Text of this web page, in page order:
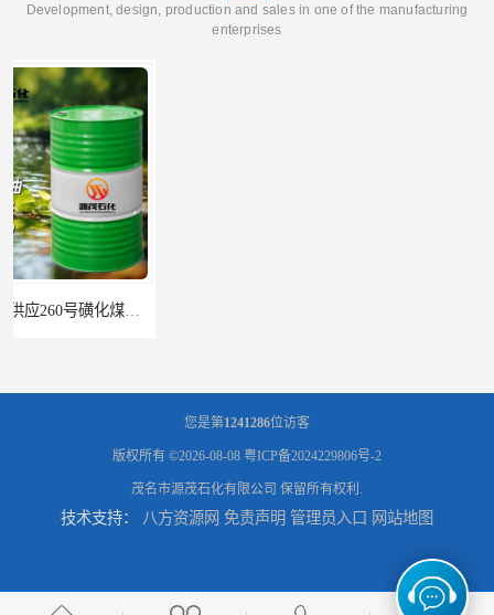
Development, design, production and sales in one of the manufacturing
enterprises
您是第1241286位访客
版权所有 ©2026-08-08 粤ICP备2024229806号-2
茂名市源茂石化有限公司 保留所有权利.
技术支持： 八方资源网 免责声明 管理员入口 网站地图